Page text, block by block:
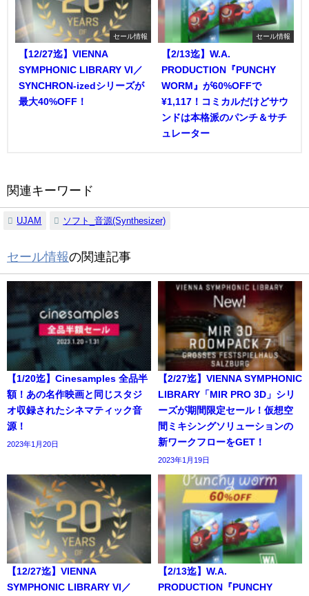
セール情報
【12/27迄】VIENNA
SYMPHONIC LIBRARY VI／
SYNCHRON-izedシリーズが
最大40%OFF！
セール情報
【2/13迄】W.A.
PRODUCTION『PUNCHY
WORM』が60%OFFで
¥1,117！コミカルだけどサウ
ンドは本格派のパンチ＆サチ
ュレーター
関連キーワード
UJAM ソフト_音源(Synthesizer)
セール情報の関連記事
【1/20迄】Cinesamples 全品半
額！あの名作映画と同じスタジ
オ収録されたシネマティック音
源！
2023年1月20日
【2/27迄】VIENNA SYMPHONIC
LIBRARY「MIR PRO 3D」シリ
ーズが期間限定セール！仮想空
間ミキシングソリューションの
新ワークフローをGET！
2023年1月19日
【12/27迄】VIENNA
SYMPHONIC LIBRARY VI／
【2/13迄】W.A.
PRODUCTION『PUNCHY